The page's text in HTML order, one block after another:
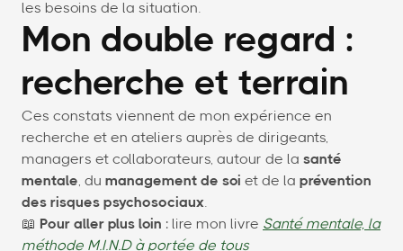
les besoins de la situation.
Mon double regard :
recherche et terrain
Ces constats viennent de mon expérience en
recherche et en ateliers auprès de dirigeants,
managers et collaborateurs, autour de la santé
mentale, du management de soi et de la prévention
des risques psychosociaux.
📖 Pour aller plus loin : lire mon livre Santé mentale, la
méthode M.I.N.D à portée de tous